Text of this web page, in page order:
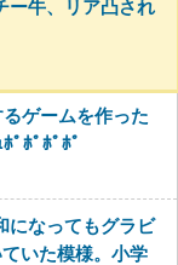
ー牛、リア凸され
ゲームを作った
ﾟﾎﾟﾎﾟﾎﾟ
になってもグラビ
いた模様。小学